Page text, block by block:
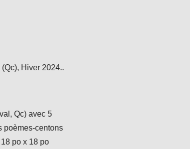
Hiver 2024..
Qc) avec 5
poèmes-centons
po x 18 po